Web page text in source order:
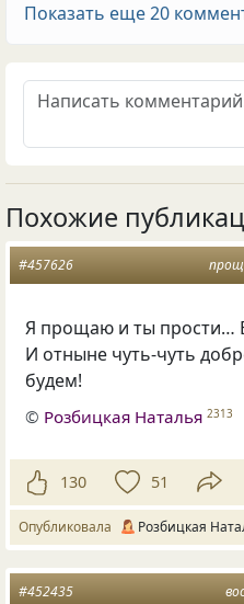
Показать еще 20
Похожие
#457626
Я прощаю и ты прости…
И отныне чуть-чуть
будем!
© Розбицкая Наталья 2313
130 51
Опубликовала Розбицкая
#452435